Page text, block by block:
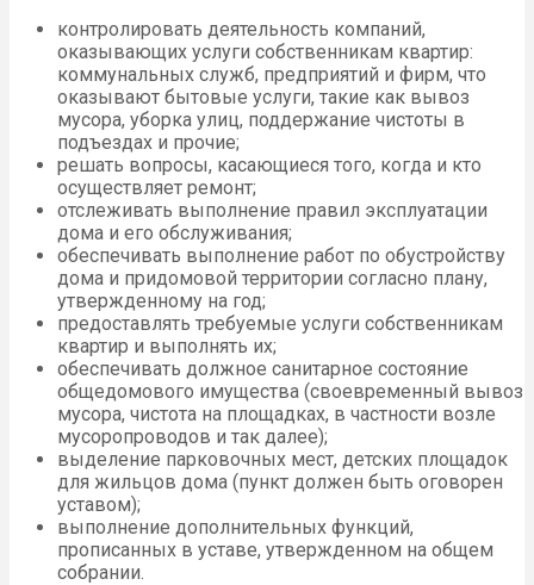
контролировать деятельность компаний,
оказывающих услуги собственникам квартир:
коммунальных служб, предприятий и фирм, что
оказывают бытовые услуги, такие как вывоз
мусора, уборка улиц, поддержание чистоты в
подъездах и прочие;
решать вопросы, касающиеся того, когда и кто
осуществляет ремонт;
отслеживать выполнение правил эксплуатации
дома и его обслуживания;
обеспечивать выполнение работ по обустройству
дома и придомовой территории согласно плану,
утвержденному на год;
предоставлять требуемые услуги собственникам
квартир и выполнять их;
обеспечивать должное санитарное состояние
общедомового имущества (своевременный вывоз
мусора, чистота на площадках, в частности возле
мусоропроводов и так далее);
выделение парковочных мест, детских площадок
для жильцов дома (пункт должен быть оговорен
уставом);
выполнение дополнительных функций,
прописанных в уставе, утвержденном на общем
собрании.